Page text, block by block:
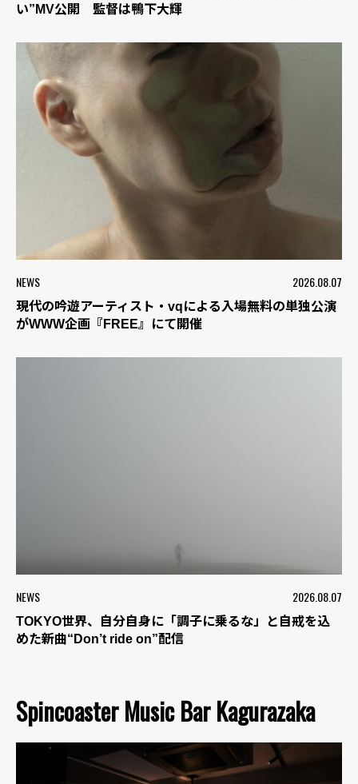
い”MV公開 監督は鴨下大輝
NEWS 2026.08.07
現代の吟遊アーティスト・vqによる入場無料の単独公演
がWWW企画『FREE』にて開催
NEWS 2026.08.07
TOKYO世界、自分自身に「調子に乗るな」と自戒を込
めた新曲“Don’t ride on”配信
Spincoaster Music Bar Kagurazaka